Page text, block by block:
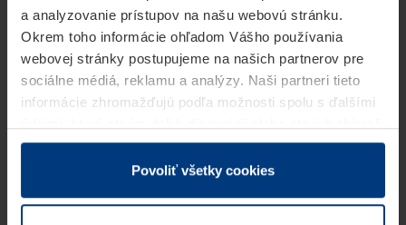
a analyzovanie prístupov na našu webovú stránku.
Okrem toho informácie ohľadom Vášho používania
webovej stránky postupujeme na našich partnerov pre
sociálne médiá, reklamu a analýzy. Naši partneri tieto
informácie zhromažďujú podľa možnosti spolu s ďalšími
v rámci Vášho využívania služieb.
Z právneho hľadiska môžeme cookies ukladať na Vašom
prevádzku tejto stránky. Pre všetky ostatné typy cookie
Povoliť všetky cookies